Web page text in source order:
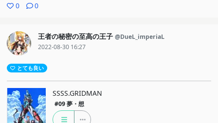
0 0
王者の秘密の至高の王子 @DueL_imperiaL
2022-08-30 16:27
とても良い
SSSS.GRIDMAN
#09 夢・想